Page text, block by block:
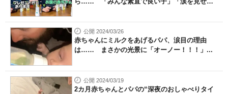
公開 2024/03/26
赤ちゃんにミルクをあげるパパ、涙目の理由
は…… まさかの光景に「オーノー！！！」...
公開 2024/03/19
2カ月赤ちゃんとパパの“深夜のおしゃべりタイ